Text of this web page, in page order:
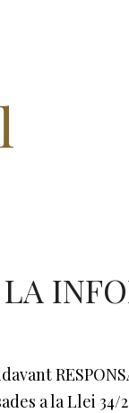
a la Llei 34/